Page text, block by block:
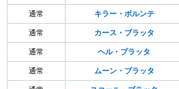
通常 キラー・ボルンテ
通常 カース・ブラッタ
通常 ヘル・ブラッタ
通常 ムーン・ブラッタ